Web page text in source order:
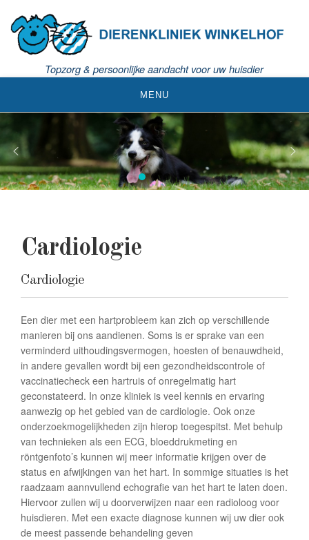
o
n
t
e
n
t
Topzorg & persoonlijke aandacht voor uw huisdier
MENU
Cardiologie
Cardiologie
Een dier met een hartprobleem kan zich op verschillende
manieren bij ons aandienen. Soms is er sprake van een
verminderd uithoudingsvermogen, hoesten of benauwdheid,
in andere gevallen wordt bij een gezondheidscontrole of
vaccinatiecheck een hartruis of onregelmatig hart
geconstateerd. In onze kliniek is veel kennis en ervaring
aanwezig op het gebied van de cardiologie. Ook onze
onderzoekmogelijkheden zijn hierop toegespitst. Met behulp
van technieken als een ECG, bloeddrukmeting en
röntgenfoto’s kunnen wij meer informatie krijgen over de
status en afwijkingen van het hart. In sommige situaties is het
raadzaam aannvullend echografie van het hart te laten doen.
Hiervoor zullen wij u doorverwijzen naar een radioloog voor
huisdieren. Met een exacte diagnose kunnen wij uw dier ook
de meest passende behandeling geven